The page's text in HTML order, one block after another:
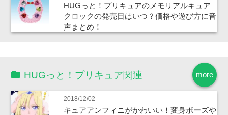
HUGっと！プリキュアのメモリアルキュア
クロックの発売日はいつ？価格や遊び方に音
声まとめ！
more
HUGっと！プリキュア関連
2018/12/02
キュアアンフィニがかわいい！変身ポーズや